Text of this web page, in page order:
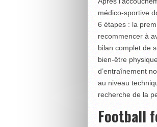
médico-sportive
6 étapes : la
recommencer à
bilan complet de
bien-être
d’entraînement
au niveau
recherche de la
Football